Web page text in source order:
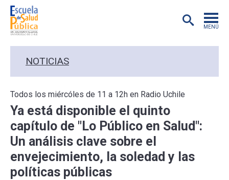
MENÚ
EXTENSIÓN
EDUCACIÓN CONTINUA
PREGRADO
NOTICIAS
Todos los miércóles de 11 a 12h en Radio Uchile
Ya está disponible el quinto
capítulo de "Lo Público en Salud":
Un análisis clave sobre el
envejecimiento, la soledad y las
políticas públicas